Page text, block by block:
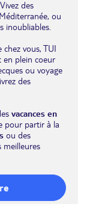
des
ou
inoubliables.
vous, TUI
en plein coeur
ou voyage
des
vacances en
pour partir à la
ou des
meilleures